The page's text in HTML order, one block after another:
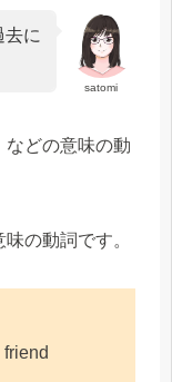
satomi
去に
などの意味の動
の動詞です。